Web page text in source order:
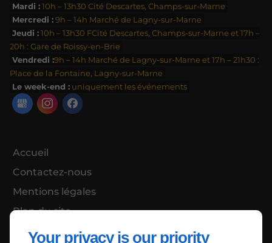
Your privacy is our priority
Mardi :10h – 13h30 Cité Descartes, Champs-sur-Marne
Mercredi :9h – 14h Marché de Lagny-sur-Marne
Jeudi :10h – 13h30 FCité Descartes, Champs-sur-Marne et 17h –
20h : Gare de Roissy-en-Brie
Vendredi :9h – 14h Marché de Lagny-sur-Marne et 17h – 21h30 :
Place de la Fontaine, Lagny-sur-Marne
Le week-end : uniquement les événements
Accueil
Contactez-nous
Mentions légales
Plan du site